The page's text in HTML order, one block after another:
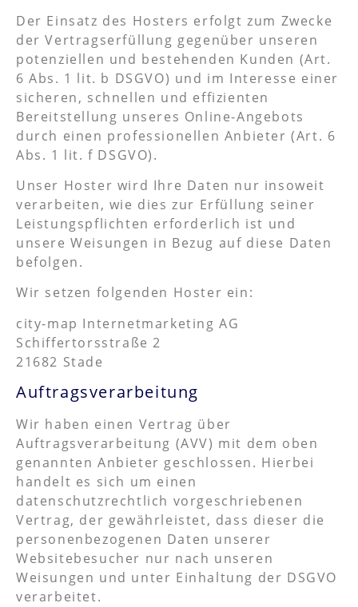
Der Einsatz des Hosters erfolgt zum Zwecke
der Vertragserfüllung gegenüber unseren
potenziellen und bestehenden Kunden (Art.
6 Abs. 1 lit. b DSGVO) und im Interesse einer
sicheren, schnellen und effizienten
Bereitstellung unseres Online-Angebots
durch einen professionellen Anbieter (Art. 6
Abs. 1 lit. f DSGVO).
Unser Hoster wird Ihre Daten nur insoweit
verarbeiten, wie dies zur Erfüllung seiner
Leistungspflichten erforderlich ist und
unsere Weisungen in Bezug auf diese Daten
befolgen.
Wir setzen folgenden Hoster ein:
city-map Internetmarketing AG
Schiffertorsstraße 2
21682 Stade
Auftragsverarbeitung
Wir haben einen Vertrag über
Auftragsverarbeitung (AVV) mit dem oben
genannten Anbieter geschlossen. Hierbei
handelt es sich um einen
datenschutzrechtlich vorgeschriebenen
Vertrag, der gewährleistet, dass dieser die
personenbezogenen Daten unserer
Websitebesucher nur nach unseren
Weisungen und unter Einhaltung der DSGVO
verarbeitet.